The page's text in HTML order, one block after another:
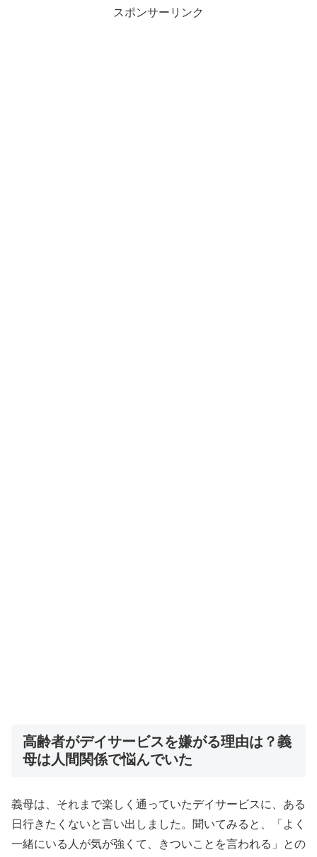
スポンサーリンク
高齢者がデイサービスを嫌がる理由は？義
母は人間関係で悩んでいた
義母は、それまで楽しく通っていたデイサービスに、ある
日行きたくないと言い出しました。聞いてみると、「よく
一緒にいる人が気が強くて、きついことを言われる」との